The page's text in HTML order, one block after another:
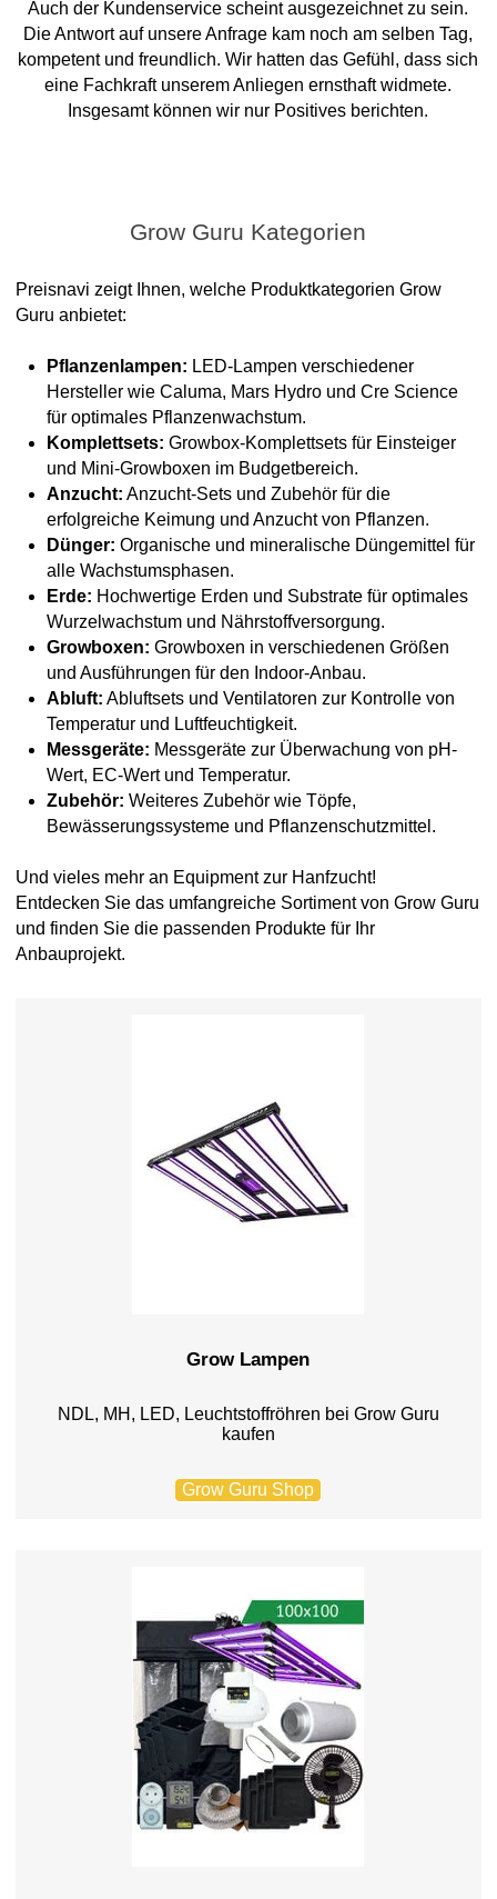
Auch der Kundenservice scheint ausgezeichnet zu sein.
Die Antwort auf unsere Anfrage kam noch am selben Tag,
kompetent und freundlich. Wir hatten das Gefühl, dass sich
eine Fachkraft unserem Anliegen ernsthaft widmete.
Insgesamt können wir nur Positives berichten.
Grow Guru Kategorien
Preisnavi zeigt Ihnen, welche Produktkategorien Grow
Guru anbietet:
Pflanzenlampen: LED-Lampen verschiedener
Hersteller wie Caluma, Mars Hydro und Cre Science
für optimales Pflanzenwachstum.
Komplettsets: Growbox-Komplettsets für Einsteiger
und Mini-Growboxen im Budgetbereich.
Anzucht: Anzucht-Sets und Zubehör für die
erfolgreiche Keimung und Anzucht von Pflanzen.
Dünger: Organische und mineralische Düngemittel für
alle Wachstumsphasen.
Erde: Hochwertige Erden und Substrate für optimales
Wurzelwachstum und Nährstoffversorgung.
Growboxen: Growboxen in verschiedenen Größen
und Ausführungen für den Indoor-Anbau.
Abluft: Abluftsets und Ventilatoren zur Kontrolle von
Temperatur und Luftfeuchtigkeit.
Messgeräte: Messgeräte zur Überwachung von pH-
Wert, EC-Wert und Temperatur.
Zubehör: Weiteres Zubehör wie Töpfe,
Bewässerungssysteme und Pflanzenschutzmittel.
Und vieles mehr an Equipment zur Hanfzucht!
Entdecken Sie das umfangreiche Sortiment von Grow Guru
und finden Sie die passenden Produkte für Ihr
Anbauprojekt.
Grow Lampen
NDL, MH, LED, Leuchtstoffröhren bei Grow Guru
kaufen
Grow Guru Shop